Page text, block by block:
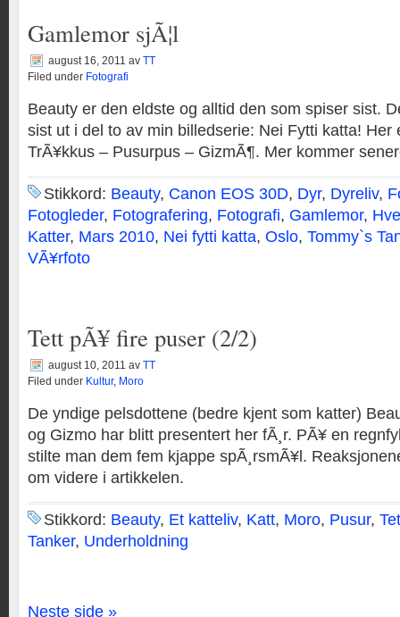
Gamlemor sjÃ¦l
august 16, 2011 av TT
Filed under Fotografi
Beauty er den eldste og alltid den som spiser sist.
sist ut i del to av min billedserie: Nei Fytti katta! Her
TrÃ¥kkus – Pusurpus – GizmÃ¶. Mer kommer
Stikkord: Beauty, Canon EOS 30D, Dyr, Dyreliv,
Fotogleder, Fotografering, Fotografi, Gamlemor,
Katter, Mars 2010, Nei fytti katta, Oslo, Tommy`s
VÃ¥rfoto
Tett pÃ¥ fire puser (2/2)
august 10, 2011 av TT
Filed under Kultur, Moro
De yndige pelsdottene (bedre kjent som katter)
og Gizmo har blitt presentert her fÃ¸r. PÃ¥ en
stilte man dem fem kjappe spÃ¸rsmÃ¥l.
om videre i artikkelen.
Stikkord: Beauty, Et katteliv, Katt, Moro, Pusur,
Tanker, Underholdning
Neste side »